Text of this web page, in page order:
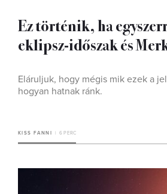
Ez történik, ha
eklipsz-időszak és
Eláruljuk, hogy mégis mik ezek a
hogyan hatnak ránk.
KISS FANNI 6 PERC